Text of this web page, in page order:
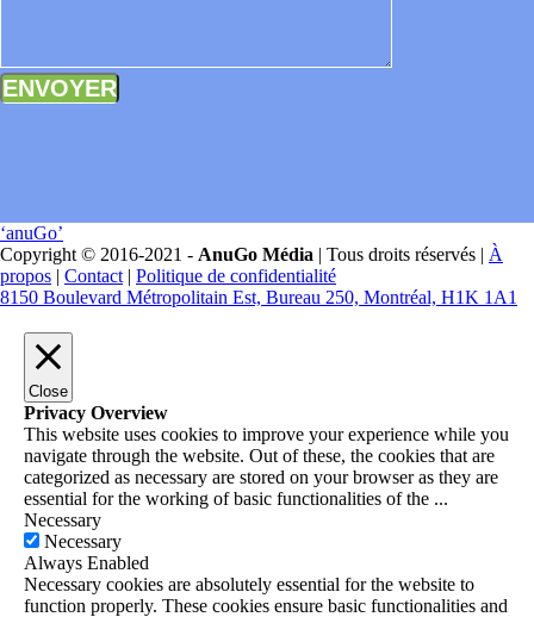
‘anuGo’
Copyright © 2016-2021 - AnuGo Média | Tous droits réservés | À
propos | Contact | Politique de confidentialité
8150 Boulevard Métropolitain Est, Bureau 250, Montréal, H1K 1A1
Close
Privacy Overview
This website uses cookies to improve your experience while you
navigate through the website. Out of these, the cookies that are
categorized as necessary are stored on your browser as they are
essential for the working of basic functionalities of the ...
Necessary
Necessary
Always Enabled
Necessary cookies are absolutely essential for the website to
function properly. These cookies ensure basic functionalities and